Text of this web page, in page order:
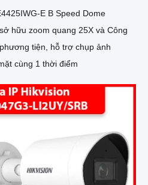
E B Speed Dome
hữu zoom quang 25X và Công
tiện, hỗ trợ chụp ảnh
cùng 1 thời điểm